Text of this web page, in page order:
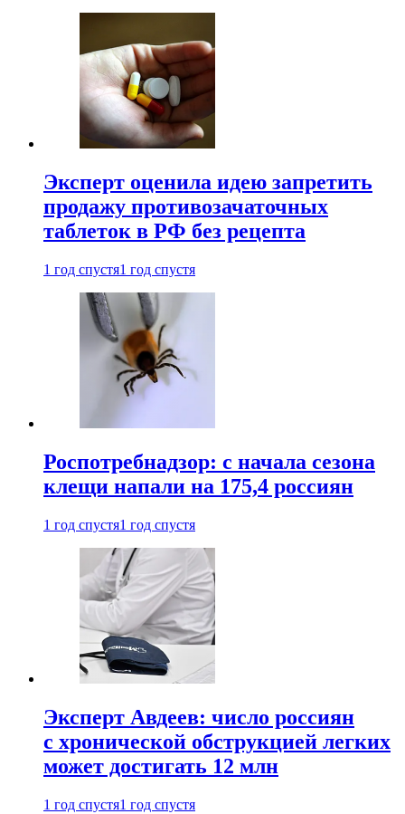
Эксперт оценила идею запретить
продажу противозачаточных
таблеток в РФ без рецепта
1 год спустя1 год спустя
Роспотребнадзор: с начала сезона
клещи напали на 175,4 россиян
1 год спустя1 год спустя
Эксперт Авдеев: число россиян
с хронической обструкцией легких
может достигать 12 млн
1 год спустя1 год спустя